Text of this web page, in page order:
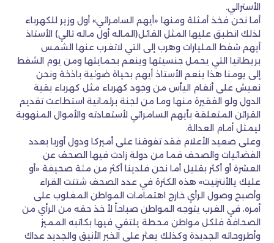
الأسترالي.
أما نحن فخذ أمثلة ومنها «أيهم السامرائي» أول وزير للكهرباء
لذلك انطبق عليها المثل القائل(الماله أول ماله تالي) الأستاذ
أيهم شفط المليارات وهرب إلى التي لاتغرب عنها الشمس
بريطانيا التي يحمل جنسيتها وينعم بحمايتها ومن يوم الشفط
إلى يومنا هذا ينعم الأستاذ أيهم بحياة ضوئية باذخة ونحن
نعيش على أنغام اليأس من وجود كهرباء مثل كهرباء بقية
الدول ولو الفقيرة منها وما من لجنة برلمانية استطاعت تقديم
القرائن المتعلقة بأيهم السامرائي لأستعادته والأموال المنهوبة
ليمثل أمام العدالة.
وعلى صعيد الأعلام فقد تفوقنا على أميركا ودول أوربا بعدد
الفضائيات والصحف فما من دولة زادت فيها الصحف عن
العشرة أو أكثر بقليل أما نحن فلدينا أكثر من مئة صحيفة «أو
عليك يالأنترنيت» هذه الكثرة في عدد الصحف شتتت القراء
وأصبح وصول الرأي خارج اهتمامات المواطن المغلوب على
أمره، في الغرب يتوجه المواطن صباحاً لأ خذ حقه من الرأي من
الصحافة فلكل مواطن محطة يلتقي فيها بكاتبه المميز
وأطروحاته الجديدة وكذلك يعثر على الخبر الأنيق والجديد عداك